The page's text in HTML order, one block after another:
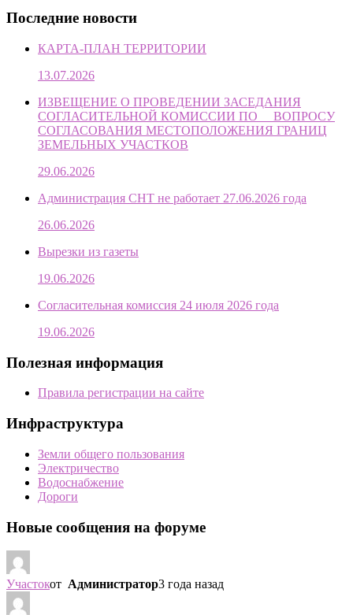
Последние новости
КАРТА-ПЛАН ТЕРРИТОРИИ
13.07.2026
ИЗВЕЩЕНИЕ О ПРОВЕДЕНИИ ЗАСЕДАНИЯ
СОГЛАСИТЕЛЬНОЙ КОМИССИИ ПО ВОПРОСУ
СОГЛАСОВАНИЯ МЕСТОПОЛОЖЕНИЯ ГРАНИЦ
ЗЕМЕЛЬНЫХ УЧАСТКОВ
29.06.2026
Администрация СНТ не работает 27.06.2026 года
26.06.2026
Вырезки из газеты
19.06.2026
Согласительная комиссия 24 июля 2026 года
19.06.2026
Полезная информация
Правила регистрации на сайте
Инфраструктура
Земли общего пользования
Электричество
Водоснабжение
Дороги
Новые сообщения на форуме
Участокот Администратор3 года назад